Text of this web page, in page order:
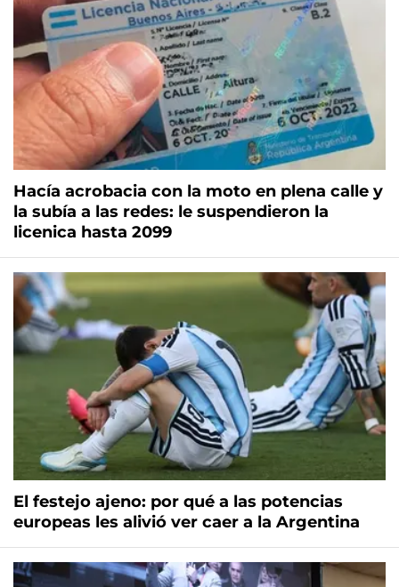
Hacía acrobacia con la moto en plena calle y
la subía a las redes: le suspendieron la
licenica hasta 2099
El festejo ajeno: por qué a las potencias
europeas les alivió ver caer a la Argentina